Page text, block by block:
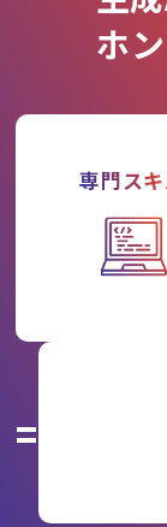
ホ
専門ス
=